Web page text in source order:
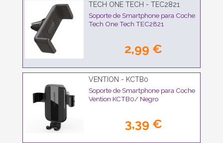
TECH ONE TECH - TEC2821
Soporte de Smartphone para Coche
Tech One Tech TEC2821
2,99 €
VENTION - KCTB0
Soporte de Smartphone para Coche
Vention KCTB0/ Negro
3,39 €